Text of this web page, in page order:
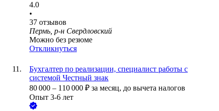
4.0
•
37 отзывов
Пермь, р-н Свердловский
Можно без резюме
Откликнуться
Бухгалтер по реализации, специалист работы с
системой Честный знак
80 000 – 110 000 ₽ за месяц, до вычета налогов
Опыт 3-6 лет